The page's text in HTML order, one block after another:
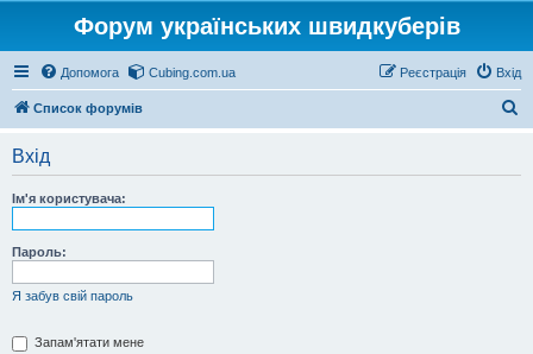
Форум українських швидкуберів
Допомога Cubing.com.ua Вхід
Реєстрація
Список форумів
Вхід
Ім'я користувача:
Пароль:
Я забув свій пароль
Запам'ятати мене